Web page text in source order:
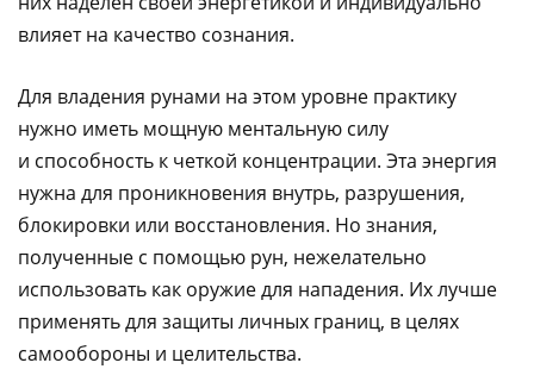
влияет на качество сознания.
Для владения рунами на этом уровне практику
нужно иметь мощную ментальную силу
и способность к четкой концентрации. Эта энергия
нужна для проникновения внутрь, разрушения,
блокировки или восстановления. Но знания,
полученные с помощью рун, нежелательно
использовать как оружие для нападения. Их лучше
применять для защиты личных границ, в целях
самообороны и целительства.